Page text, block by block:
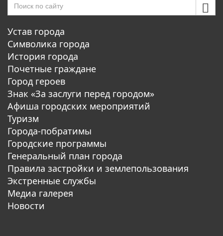
Устав города
Символика города
История города
Почетные граждане
Город героев
Знак «За заслуги перед городом»
Афиша городских мероприятий
Туризм
Города-побратимы
Городские программы
Генеральный план города
Правила застройки и землепользования
Экстренные службы
Медиа галерея
Новости